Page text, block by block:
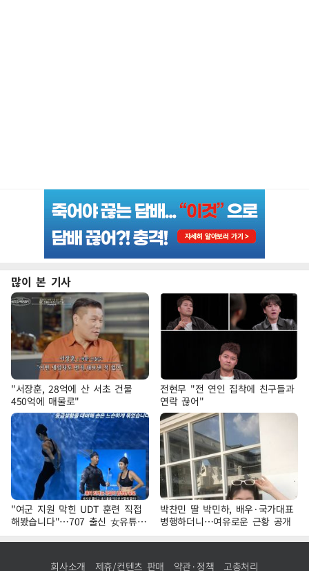
많이 본 기사
"서장훈, 28억에 산 서초 건물
450억에 매물로"
전현무 "전 연인 집착에 친구들과
연락 끊어"
"여군 지원 막힌 UDT 훈련 직접
해봤습니다"…707 출신 女유튜버
'완벽 소화'
박찬민 딸 박민하, 배우·국가대표
병행하더니…여유로운 근황 공개
회사소개 제휴/컨텐츠 판매 약관·정책 고충처리